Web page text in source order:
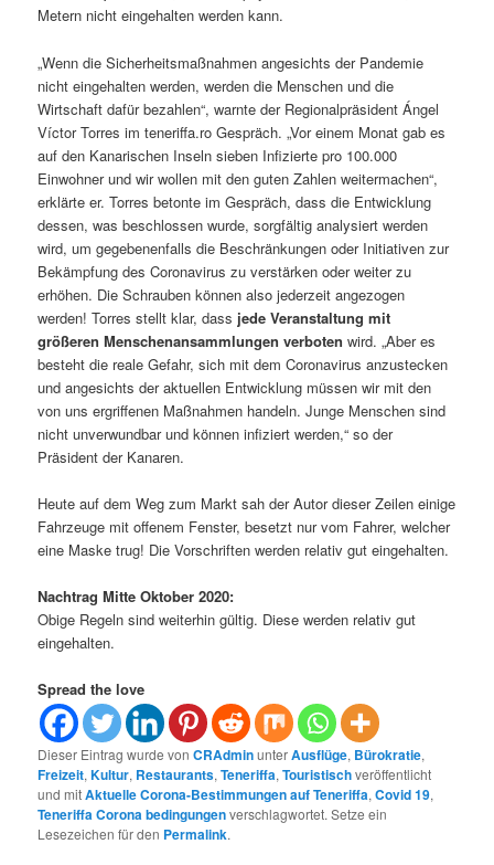
Metern nicht eingehalten werden kann.
„Wenn die Sicherheitsmaßnahmen angesichts der Pandemie
nicht eingehalten werden, werden die Menschen und die
Wirtschaft dafür bezahlen“, warnte der Regionalpräsident Ángel
Víctor Torres im teneriffa.ro Gespräch. „Vor einem Monat gab es
auf den Kanarischen Inseln sieben Infizierte pro 100.000
Einwohner und wir wollen mit den guten Zahlen weitermachen“,
erklärte er. Torres betonte im Gespräch, dass die Entwicklung
dessen, was beschlossen wurde, sorgfältig analysiert werden
wird, um gegebenenfalls die Beschränkungen oder Initiativen zur
Bekämpfung des Coronavirus zu verstärken oder weiter zu
erhöhen. Die Schrauben können also jederzeit angezogen
werden! Torres stellt klar, dass jede Veranstaltung mit
größeren Menschenansammlungen verbotenwird. „Aber es
besteht die reale Gefahr, sich mit dem Coronavirus anzustecken
und angesichts der aktuellen Entwicklung müssen wir mit den
von uns ergriffenen Maßnahmen handeln. Junge Menschen sind
nicht unverwundbar und können infiziert werden,“ so der
Präsident der Kanaren.
Heute auf dem Weg zum Markt sah der Autor dieser Zeilen einige
Fahrzeuge mit offenem Fenster, besetzt nur vom Fahrer, welcher
eine Maske trug! Die Vorschriften werden relativ gut eingehalten.
Nachtrag Mitte Oktober 2020:
Obige Regeln sind weiterhin gültig. Diese werden relativ gut
eingehalten.
Spread the love
Dieser Eintrag wurde vonCRAdminunterAusflüge, Bürokratie,
Freizeit,Kultur, Restaurants,Teneriffa,Touristischveröffentlicht
und mitAktuelle Corona-Bestimmungen auf Teneriffa,Covid 19,
Teneriffa Corona bedingungenverschlagwortet. Setze ein
Lesezeichen für den Permalink.